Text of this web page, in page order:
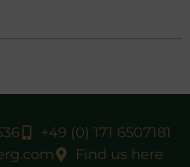
+49 (0) 171 6507181
Find us here